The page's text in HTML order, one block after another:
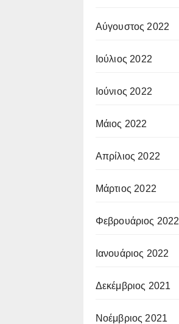
Αύγουστος 2022
Ιούλιος 2022
Ιούνιος 2022
Μάιος 2022
Απρίλιος 2022
Μάρτιος 2022
Φεβρουάριος 2022
Ιανουάριος 2022
Δεκέμβριος 2021
Νοέμβριος 2021